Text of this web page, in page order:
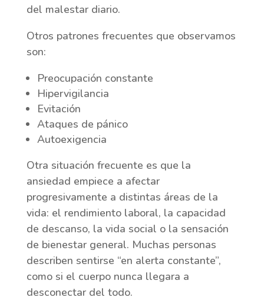
del malestar diario.
Otros patrones frecuentes que observamos
son:
Preocupación constante
Hipervigilancia
Evitación
Ataques de pánico
Autoexigencia
Otra situación frecuente es que la
ansiedad empiece a afectar
progresivamente a distintas áreas de la
vida: el rendimiento laboral, la capacidad
de descanso, la vida social o la sensación
de bienestar general. Muchas personas
describen sentirse “en alerta constante”,
como si el cuerpo nunca llegara a
desconectar del todo.